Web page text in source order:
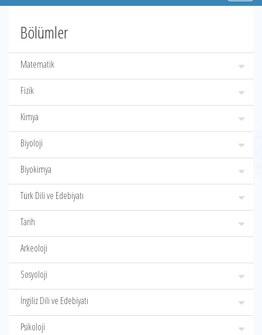
Bölümler
Matematik
Fizik
Kimya
Biyoloji
Biyokimya
Türk Dili ve Edebiyatı
Tarih
Arkeoloji
Sosyoloji
İngiliz Dili ve Edebiyatı
Psikoloji